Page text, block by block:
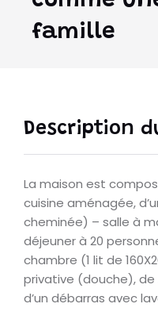
famille
Description
La maison est
cuisine aménagée,
cheminée) – salle à
déjeuner à 20
chambre (1 lit de
privative (douche),
d’un débarras avec